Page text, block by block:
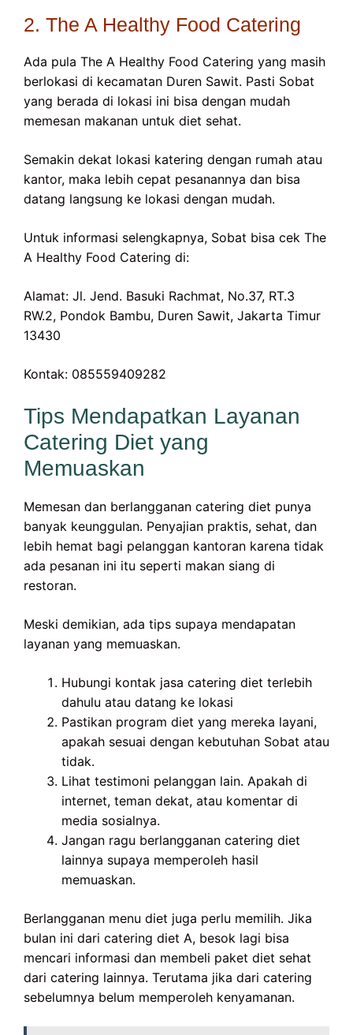
2. The A Healthy Food Catering
Ada pula The A Healthy Food Catering yang masih
berlokasi di kecamatan Duren Sawit. Pasti Sobat
yang berada di lokasi ini bisa dengan mudah
memesan makanan untuk diet sehat.
Semakin dekat lokasi katering dengan rumah atau
kantor, maka lebih cepat pesanannya dan bisa
datang langsung ke lokasi dengan mudah.
Untuk informasi selengkapnya, Sobat bisa cek The
A Healthy Food Catering di:
Alamat: Jl. Jend. Basuki Rachmat, No.37, RT.3
RW.2, Pondok Bambu, Duren Sawit, Jakarta Timur
13430
Kontak: 085559409282
Tips Mendapatkan Layanan
Catering Diet yang
Memuaskan
Memesan dan berlangganan catering diet punya
banyak keunggulan. Penyajian praktis, sehat, dan
lebih hemat bagi pelanggan kantoran karena tidak
ada pesanan ini itu seperti makan siang di
restoran.
Meski demikian, ada tips supaya mendapatan
layanan yang memuaskan.
Hubungi kontak jasa catering diet terlebih
dahulu atau datang ke lokasi
Pastikan program diet yang mereka layani,
apakah sesuai dengan kebutuhan Sobat atau
tidak.
Lihat testimoni pelanggan lain. Apakah di
internet, teman dekat, atau komentar di
media sosialnya.
Jangan ragu berlangganan catering diet
lainnya supaya memperoleh hasil
memuaskan.
Berlangganan menu diet juga perlu memilih. Jika
bulan ini dari catering diet A, besok lagi bisa
mencari informasi dan membeli paket diet sehat
dari catering lainnya. Terutama jika dari catering
sebelumnya belum memperoleh kenyamanan.